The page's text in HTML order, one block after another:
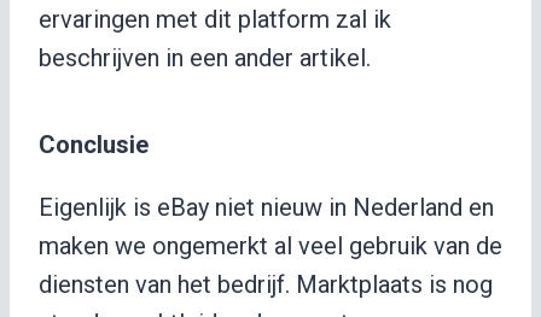
ervaringen met dit platform zal ik
beschrijven in een ander artikel.
Conclusie
Eigenlijk is eBay niet nieuw in Nederland en
maken we ongemerkt al veel gebruik van de
diensten van het bedrijf. Marktplaats is nog